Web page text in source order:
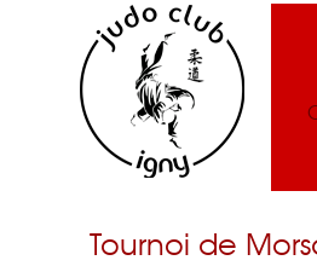
Tournoi de